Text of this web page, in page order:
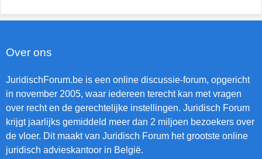
Over ons
JuridischForum.be is een online discussie-forum, opgericht
in november 2005, waar iedereen terecht kan met vragen
over recht en de gerechtelijke instellingen. Juridisch Forum
krijgt jaarlijks gemiddeld meer dan 2 miljoen bezoekers over
de vloer. Dit maakt van Juridisch Forum het grootste online
juridisch advieskantoor in België.